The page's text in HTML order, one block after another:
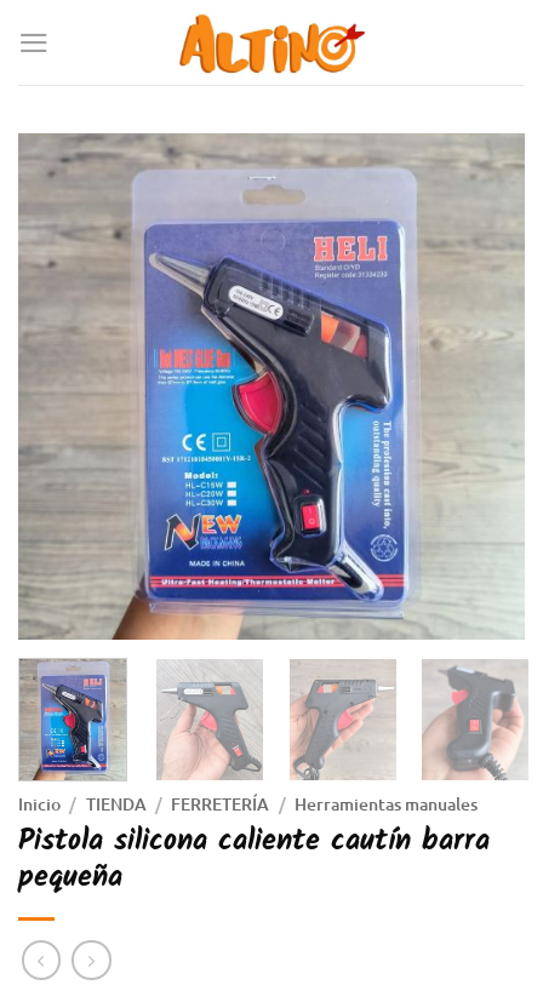
Inicio / TIENDA / FERRETERÍA / Herramientas manuales
Pistola silicona caliente cautín barra
pequeña